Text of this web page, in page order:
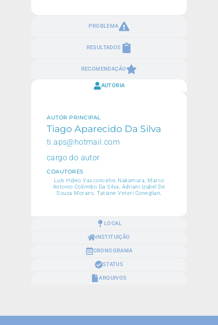
PROBLEMA
RESULTADOS
RECOMENDAÇÃO
AUTORIA
LOCAL
INSTITUIÇÃO
CRONOGRAMA
STATUS
ARQUIVOS
AUTOR PRINCIPAL
Tiago Aparecido Da Silva
ti.aps@hotmail.com
cargo do autor
COAUTORES
Luís Hideo Vasconcelos Nakamura, Marco
Antonio Colombo Da Silva, Adriani Izabel De
Souza Moraes, Tatiane Veteri Coneglian,